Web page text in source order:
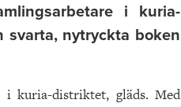
i kuria-
nytryckta boken
i kuria-distriktet, gläds. Med